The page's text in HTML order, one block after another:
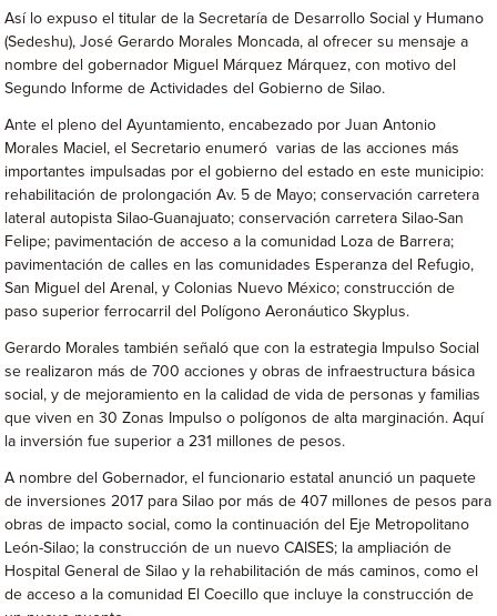
Así lo expuso el titular de la Secretaría de Desarrollo Social y Humano
(Sedeshu), José Gerardo Morales Moncada, al ofrecer su mensaje a
nombre del gobernador Miguel Márquez Márquez, con motivo del
Segundo Informe de Actividades del Gobierno de Silao.
Ante el pleno del Ayuntamiento, encabezado por Juan Antonio
Morales Maciel, el Secretario enumeró varias de las acciones más
importantes impulsadas por el gobierno del estado en este municipio:
rehabilitación de prolongación Av. 5 de Mayo; conservación carretera
lateral autopista Silao-Guanajuato; conservación carretera Silao-San
Felipe; pavimentación de acceso a la comunidad Loza de Barrera;
pavimentación de calles en las comunidades Esperanza del Refugio,
San Miguel del Arenal, y Colonias Nuevo México; construcción de
paso superior ferrocarril del Polígono Aeronáutico Skyplus.
Gerardo Morales también señaló que con la estrategia Impulso Social
se realizaron más de 700 acciones y obras de infraestructura básica
social, y de mejoramiento en la calidad de vida de personas y familias
que viven en 30 Zonas Impulso o polígonos de alta marginación. Aquí
la inversión fue superior a 231 millones de pesos.
A nombre del Gobernador, el funcionario estatal anunció un paquete
de inversiones 2017 para Silao por más de 407 millones de pesos para
obras de impacto social, como la continuación del Eje Metropolitano
León-Silao; la construcción de un nuevo CAISES; la ampliación de
Hospital General de Silao y la rehabilitación de más caminos, como el
de acceso a la comunidad El Coecillo que incluye la construcción de